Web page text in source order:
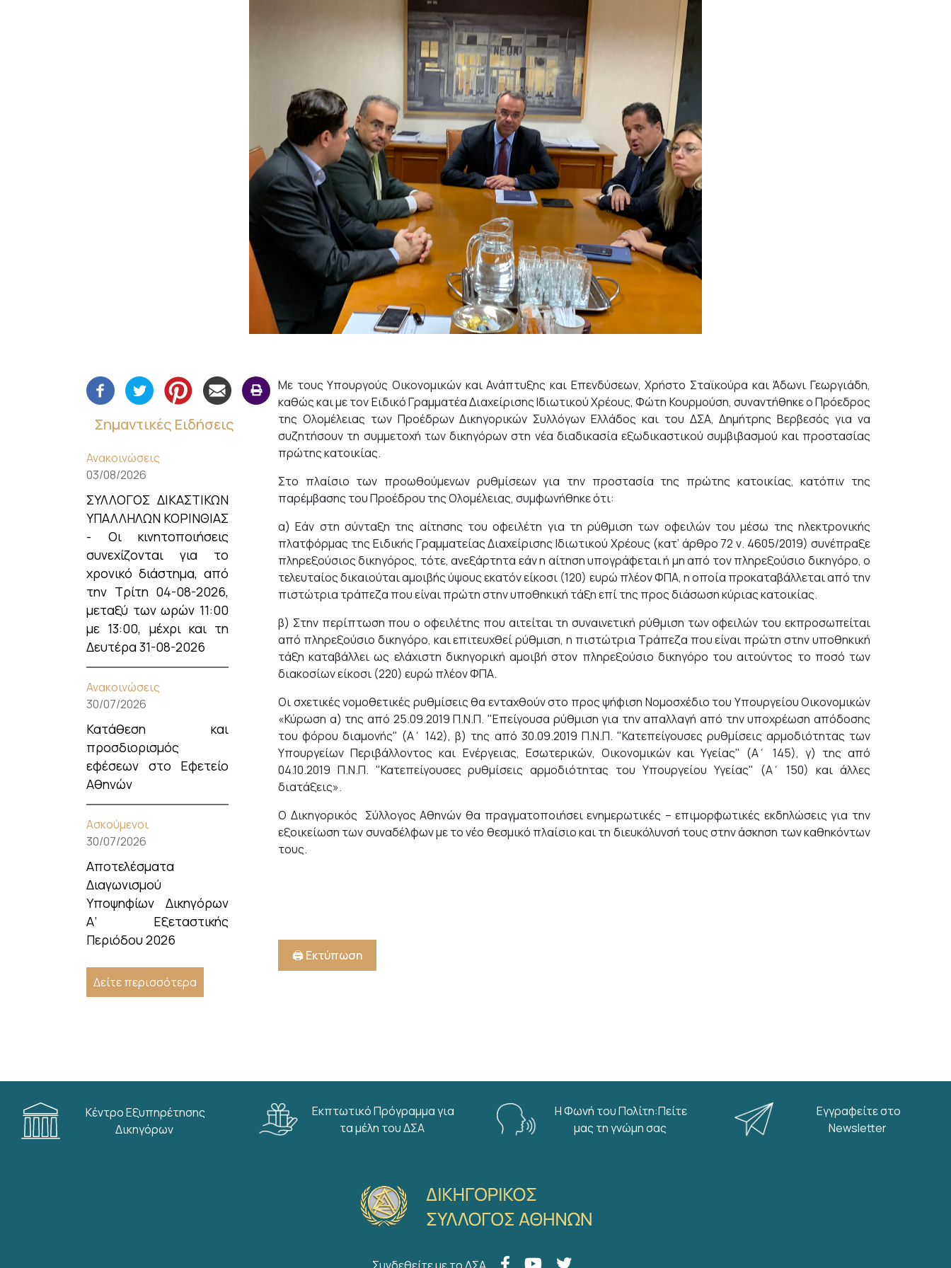
Σημαντικές Ειδήσεις
Ανακοινώσεις
03/08/2026
ΣΥΛΛΟΓΟΣ ΔΙΚΑΣΤΙΚΩΝ
ΥΠΑΛΛΗΛΩΝ ΚΟΡΙΝΘΙΑΣ
- Οι κινητοποιήσεις
συνεχίζονται για το
χρονικό διάστημα, από
την Τρίτη 04-08-2026,
μεταξύ των ωρών 11:00
με 13:00, μέχρι και τη
Δευτέρα 31-08-2026
Ανακοινώσεις
30/07/2026
Κατάθεση και
προσδιορισμός
εφέσεων στο Εφετείο
Αθηνών
Ασκούμενοι
30/07/2026
Αποτελέσματα
Διαγωνισμού
Υποψηφίων Δικηγόρων
Α’ Εξεταστικής
Περιόδου 2026
Δείτε περισσότερα
Με τους Υπουργούς Οικονομικών και Ανάπτυξης και Επενδύσεων, Χρήστο Σταϊκούρα και Άδωνι Γεωργιάδη,
καθώς και με τον Ειδικό Γραμματέα Διαχείρισης Ιδιωτικού Χρέους, Φώτη Κουρμούση, συναντήθηκε ο Πρόεδρος
της Ολομέλειας των Προέδρων Δικηγορικών Συλλόγων Ελλάδος και του ΔΣΑ, Δημήτρης Βερβεσός για να
συζητήσουν τη συμμετοχή των δικηγόρων στη νέα διαδικασία εξωδικαστικού συμβιβασμού και προστασίας
πρώτης κατοικίας.
Στο πλαίσιο των προωθούμενων ρυθμίσεων για την προστασία της πρώτης κατοικίας, κατόπιν της
παρέμβασης του Προέδρου της Ολομέλειας, συμφωνήθηκε ότι:
α) Εάν στη σύνταξη της αίτησης του οφειλέτη για τη ρύθμιση των οφειλών του μέσω της ηλεκτρονικής
πλατφόρμας της Ειδικής Γραμματείας Διαχείρισης Ιδιωτικού Χρέους (κατ’ άρθρο 72 ν. 4605/2019) συνέπραξε
πληρεξούσιος δικηγόρος, τότε, ανεξάρτητα εάν η αίτηση υπογράφεται ή μη από τον πληρεξούσιο δικηγόρο, ο
τελευταίος δικαιούται αμοιβής ύψους εκατόν είκοσι (120) ευρώ πλέον ΦΠΑ, η οποία προκαταβάλλεται από την
πιστώτρια τράπεζα που είναι πρώτη στην υποθηκική τάξη επί της προς διάσωση κύριας κατοικίας.
β) Στην περίπτωση που ο οφειλέτης που αιτείται τη συναινετική ρύθμιση των οφειλών του εκπροσωπείται
από πληρεξούσιο δικηγόρο, και επιτευχθεί ρύθμιση, η πιστώτρια Τράπεζα που είναι πρώτη στην υποθηκική
τάξη καταβάλλει ως ελάχιστη δικηγορική αμοιβή στον πληρεξούσιο δικηγόρο του αιτούντος το ποσό των
διακοσίων είκοσι (220) ευρώ πλέον ΦΠΑ.
Οι σχετικές νομοθετικές ρυθμίσεις θα ενταχθούν στο προς ψήφιση Νομοσχέδιο του Υπουργείου Οικονομικών
«Κύρωση α) της από 25.09.2019 Π.Ν.Π. "Επείγουσα ρύθμιση για την απαλλαγή από την υποχρέωση απόδοσης
του φόρου διαμονής" (Α΄ 142), β) της από 30.09.2019 Π.Ν.Π. "Κατεπείγουσες ρυθμίσεις αρμοδιότητας των
Υπουργείων Περιβάλλοντος και Ενέργειας, Εσωτερικών, Οικονομικών και Υγείας" (Α΄ 145), γ) της από
04.10.2019 Π.Ν.Π. "Κατεπείγουσες ρυθμίσεις αρμοδιότητας του Υπουργείου Υγείας" (Α΄ 150) και άλλες
διατάξεις».
Ο Δικηγορικός Σύλλογος Αθηνών θα πραγματοποιήσει ενημερωτικές – επιμορφωτικές εκδηλώσεις για την
εξοικείωση των συναδέλφων με το νέο θεσμικό πλαίσιο και τη διευκόλυνσή τους στην άσκηση των καθηκόντων
τους.
🖨️ Εκτύπωση
Κέντρο Εξυπηρέτησης
Δικηγόρων
Εκπτωτικό Πρόγραμμα για
τα μέλη του ΔΣΑ
Η Φωνή του Πολίτη:Πείτε
μας τη γνώμη σας
Εγγραφείτε στο
Newsletter